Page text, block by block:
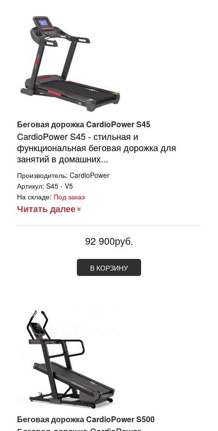
Беговая дорожка CardioPower S45
CardioPower S45 - стильная и
функциональная беговая дорожка для
занятий в домашних...
Производитель: CardioPower
Артикул: S45 - V5
На складе: Под заказ
Читать далее
92 900руб.
В КОРЗИНУ
Беговая дорожка CardioPower S500